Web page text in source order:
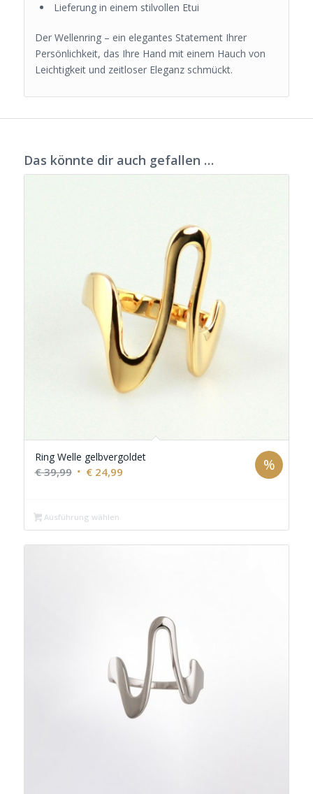
Lieferung in einem stilvollen Etui
Der Wellenring – ein elegantes Statement Ihrer
Persönlichkeit, das Ihre Hand mit einem Hauch von
Leichtigkeit und zeitloser Eleganz schmückt.
Das könnte dir auch gefallen …
Ring Welle gelbvergoldet
€39,99 Ursprünglicher
€ 39,99
€24,99Aktueller
%
Ausführung wählen